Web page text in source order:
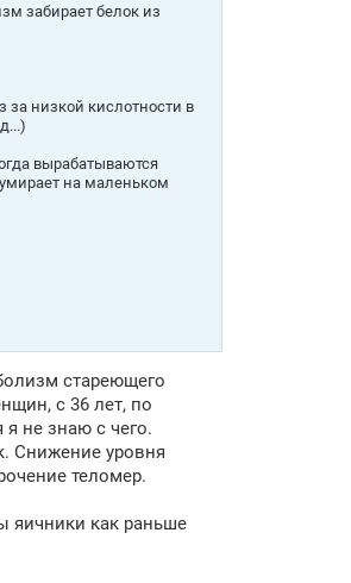
забирает белок из
за низкой кислотности в
вырабатываются
на маленьком
стареющего
с 36 лет, по
не знаю с чего.
Снижение уровня
теломер.
яичники как раньше